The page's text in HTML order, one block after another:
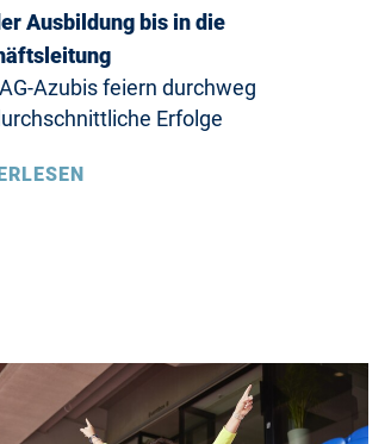
Ausbildung bis in die
Azubis feiern durchweg
Erfolge